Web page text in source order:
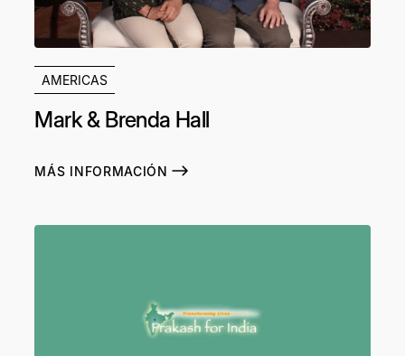
AMERICAS
Mark & Brenda Hall
MÁS INFORMACIÓN